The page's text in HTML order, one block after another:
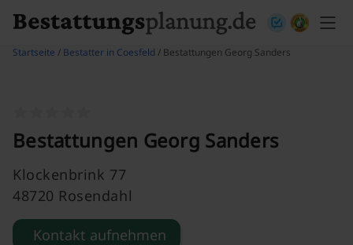
Startseite / Bestatter in Coesfeld / Bestattungen Georg Sanders
Bestattungen Georg Sanders
Klockenbrink 77
48720 Rosendahl
Kontakt aufnehmen